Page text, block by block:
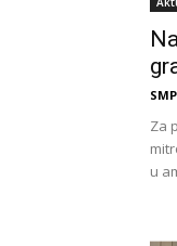
SMP
Za
u